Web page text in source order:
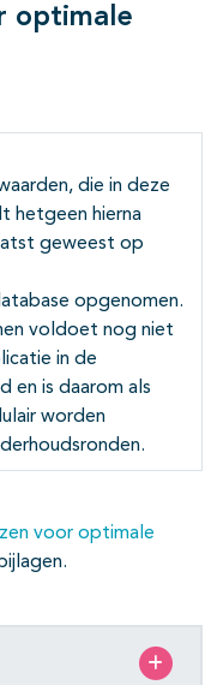
optimale
die in deze
hetgeen hierna
geweest op
opgenomen.
voldoet nog niet
in de
en is daarom als
worden
voor optimale